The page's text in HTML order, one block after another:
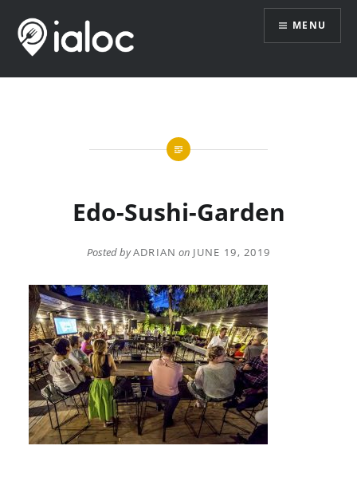
content
MENU
Edo-Sushi-Garden
Posted byADRIAN on JUNE 19, 2019